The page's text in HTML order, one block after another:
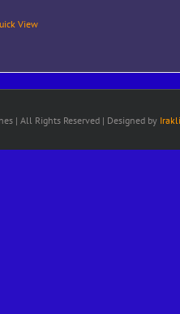
View
| All Rights Reserved | Designed by